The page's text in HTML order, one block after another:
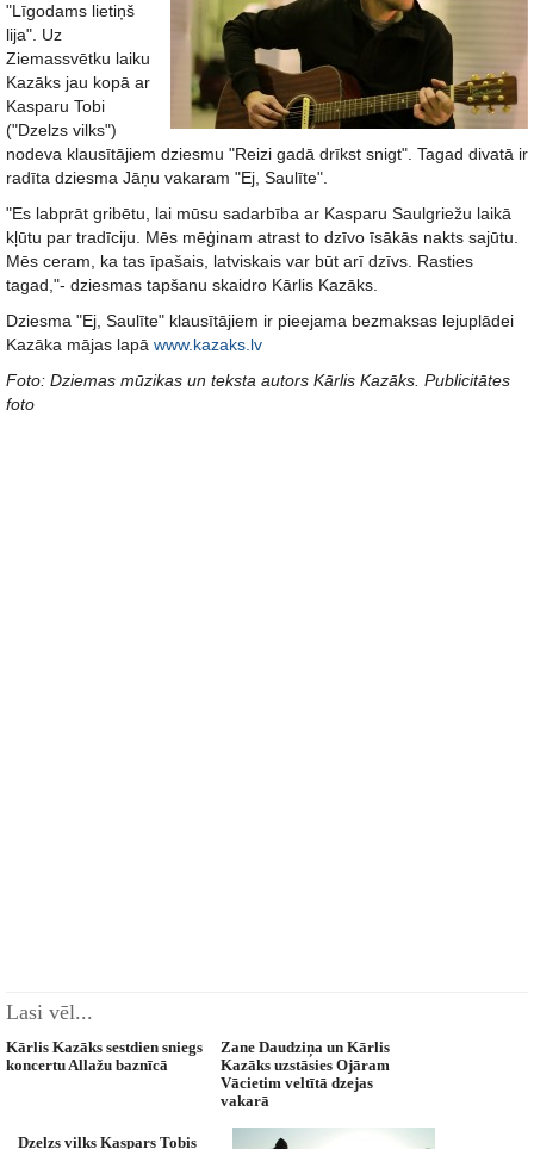
"Līgodams lietiņš
lija". Uz
Ziemassvētku laiku
Kazāks jau kopā ar
Kasparu Tobi
("Dzelzs vilks")
nodeva klausītājiem dziesmu "Reizi gadā drīkst snigt". Tagad divatā ir
radīta dziesma Jāņu vakaram "Ej, Saulīte".
"Es labprāt gribētu, lai mūsu sadarbība ar Kasparu Saulgriežu laikā
kļūtu par tradīciju. Mēs mēģinam atrast to dzīvo īsākās nakts sajūtu.
Mēs ceram, ka tas īpašais, latviskais var būt arī dzīvs. Rasties
tagad,"- dziesmas tapšanu skaidro Kārlis Kazāks.
Dziesma "Ej, Saulīte" klausītājiem ir pieejama bezmaksas lejuplādei
Kazāka mājas lapā www.kazaks.lv
Foto: Dziemas mūzikas un teksta autors Kārlis Kazāks. Publicitātes
foto
Lasi vēl...
Kārlis Kazāks sestdien sniegs
koncertu Allažu baznīcā
Zane Daudziņa un Kārlis
Kazāks uzstāsies Ojāram
Vācietim veltītā dzejas
vakarā
Dzelzs vilks Kaspars Tobis